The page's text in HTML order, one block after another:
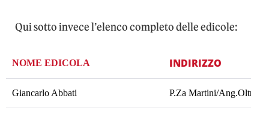
Qui sotto invece l’elenco completo delle edicole:
NOME EDICOLA INDIRIZZO
Giancarlo Abbati P.Za Martini/